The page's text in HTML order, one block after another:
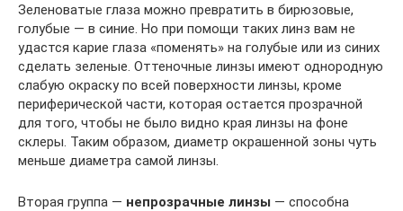
Зеленоватые глаза можно превратить в бирюзовые,
голубые — в синие. Но при помощи таких линз вам не
удастся карие глаза «поменять» на голубые или из синих
сделать зеленые. Оттеночные линзы имеют однородную
слабую окраску по всей поверхности линзы, кроме
периферической части, которая остается прозрачной
для того, чтобы не было видно края линзы на фоне
склеры. Таким образом, диаметр окрашенной зоны чуть
меньше диаметра самой линзы.
Вторая группа — непрозрачные линзы — способна